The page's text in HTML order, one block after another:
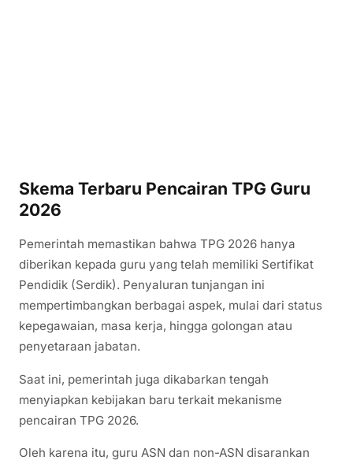
Skema Terbaru Pencairan TPG Guru
2026
Pemerintah memastikan bahwa TPG 2026 hanya
diberikan kepada guru yang telah memiliki Sertifikat
Pendidik (Serdik). Penyaluran tunjangan ini
mempertimbangkan berbagai aspek, mulai dari status
kepegawaian, masa kerja, hingga golongan atau
penyetaraan jabatan.
Saat ini, pemerintah juga dikabarkan tengah
menyiapkan kebijakan baru terkait mekanisme
pencairan TPG 2026.
Oleh karena itu, guru ASN dan non-ASN disarankan